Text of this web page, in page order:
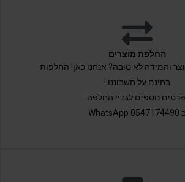
החלפת מוצרים
והמידה לא טובה? אנחנו כאן! החלפות
בחינם על חשבוננו !
נוספים לגביי החלפה:
ב 0547174490 WhatsApp